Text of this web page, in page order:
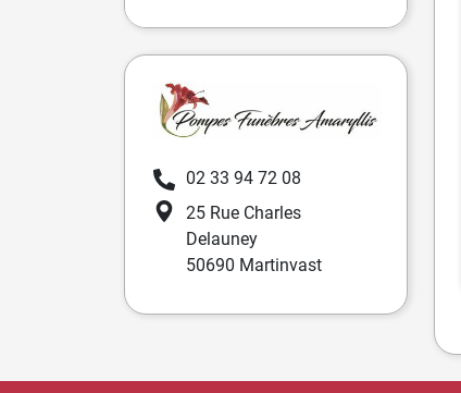
02 33 94 72 08
25 Rue Charles
Delauney
50690 Martinvast